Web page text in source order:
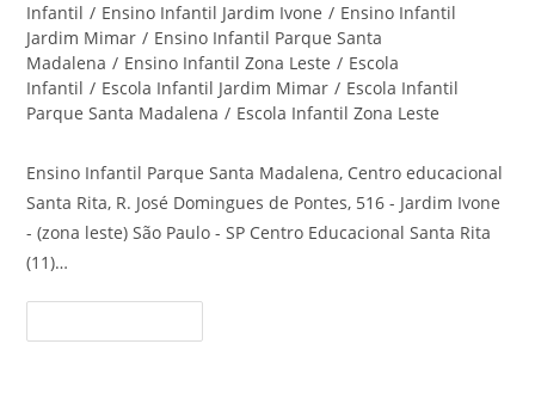
Infantil / Ensino Infantil Jardim Ivone / Ensino Infantil
Jardim Mimar / Ensino Infantil Parque Santa
Madalena / Ensino Infantil Zona Leste / Escola
Infantil / Escola Infantil Jardim Mimar / Escola Infantil
Parque Santa Madalena / Escola Infantil Zona Leste
Ensino Infantil Parque Santa Madalena, Centro educacional
Santa Rita, R. José Domingues de Pontes, 516 - Jardim Ivone
- (zona leste) São Paulo - SP Centro Educacional Santa Rita
(11)…
Infantil